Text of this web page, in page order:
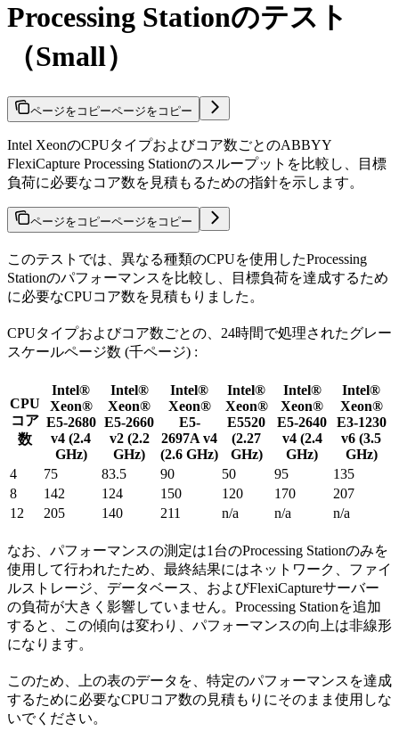
Processing Stationのテスト
（Small）
ページをコピーページをコピー
Intel XeonのCPUタイプおよびコア数ごとのABBYY
FlexiCapture Processing Stationのスループットを比較し、目標
負荷に必要なコア数を見積もるための指針を示します。
ページをコピーページをコピー
このテストでは、異なる種類のCPUを使用したProcessing
Stationのパフォーマンスを比較し、目標負荷を達成するため
に必要なCPUコア数を見積もりました。
CPUタイプおよびコア数ごとの、24時間で処理されたグレー
スケールページ数 (千ページ) :
CPU
コア
数
Intel®
Xeon®
E5-2680
v4 (2.4
GHz)
Intel®
Xeon®
E5-2660
v2 (2.2
GHz)
Intel®
Xeon®
E5-
2697A v4
(2.6 GHz)
Intel®
Xeon®
E5520
(2.27
GHz)
Intel®
Xeon®
E5-2640
v4 (2.4
GHz)
Intel®
Xeon®
E3-1230
v6 (3.5
GHz)
4
75 83.5 90 50 95
135
8
142 124 150 120 170
207
12
205 140 211 n/a n/a n/a
なお、パフォーマンスの測定は1台のProcessing Stationのみを
使用して行われたため、最終結果にはネットワーク、ファイ
ルストレージ、データベース、およびFlexiCaptureサーバー
の負荷が大きく影響していません。Processing Stationを追加
すると、この傾向は変わり、パフォーマンスの向上は非線形
になります。
このため、上の表のデータを、特定のパフォーマンスを達成
するために必要なCPUコア数の見積もりにそのまま使用しな
いでください。